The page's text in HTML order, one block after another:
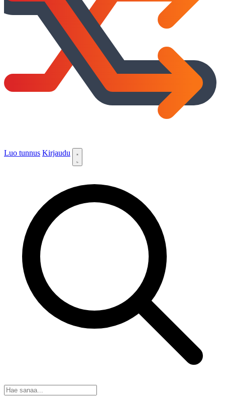
Luo tunnus Kirjaudu